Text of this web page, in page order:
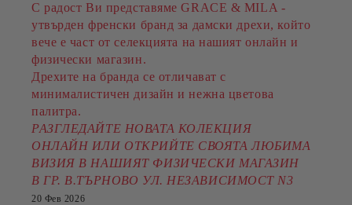
С радост Ви представяме GRACE & MILA -
утвърден френски бранд за дамски дрехи, който
вече е част от селекцията на нашият онлайн и
физически магазин.
Дрехите на бранда се отличават с
минималистичен дизайн и нежна цветова
палитра.
РАЗГЛЕДАЙТЕ НОВАТА КОЛЕКЦИЯ
ОНЛАЙН ИЛИ ОТКРИЙТЕ СВОЯТА ЛЮБИМА
ВИЗИЯ В НАШИЯТ ФИЗИЧЕСКИ МАГАЗИН
В ГР. В.ТЪРНОВО УЛ. НЕЗАВИСИМОСТ N3
20 Фев 2026